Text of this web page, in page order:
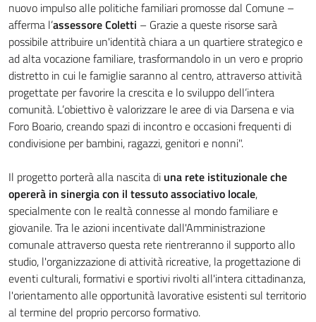
nuovo impulso alle politiche familiari promosse dal Comune –
afferma l’assessore Coletti – Grazie a queste risorse sarà
possibile attribuire un'identità chiara a un quartiere strategico e
ad alta vocazione familiare, trasformandolo in un vero e proprio
distretto in cui le famiglie saranno al centro, attraverso attività
progettate per favorire la crescita e lo sviluppo dell’intera
comunità. L’obiettivo è valorizzare le aree di via Darsena e via
Foro Boario, creando spazi di incontro e occasioni frequenti di
condivisione per bambini, ragazzi, genitori e nonni".
Il progetto porterà alla nascita di una rete istituzionale che
opererà in sinergia con il tessuto associativo locale,
specialmente con le realtà connesse al mondo familiare e
giovanile. Tra le azioni incentivate dall'Amministrazione
comunale attraverso questa rete rientreranno il supporto allo
studio, l'organizzazione di attività ricreative, la progettazione di
eventi culturali, formativi e sportivi rivolti all'intera cittadinanza,
l'orientamento alle opportunità lavorative esistenti sul territorio
al termine del proprio percorso formativo.